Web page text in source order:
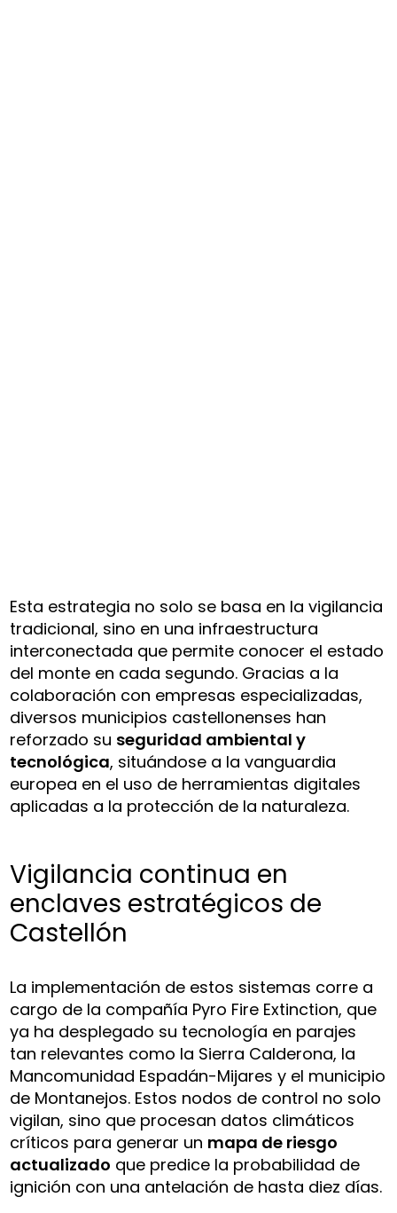
Esta estrategia no solo se basa en la vigilancia
tradicional, sino en una infraestructura
interconectada que permite conocer el estado
del monte en cada segundo. Gracias a la
colaboración con empresas especializadas,
diversos municipios castellonenses han
reforzado su seguridad ambiental y
tecnológica, situándose a la vanguardia
europea en el uso de herramientas digitales
aplicadas a la protección de la naturaleza.
Vigilancia continua en
enclaves estratégicos de
Castellón
La implementación de estos sistemas corre a
cargo de la compañía Pyro Fire Extinction, que
ya ha desplegado su tecnología en parajes
tan relevantes como la Sierra Calderona, la
Mancomunidad Espadán-Mijares y el municipio
de Montanejos. Estos nodos de control no solo
vigilan, sino que procesan datos climáticos
críticos para generar un mapa de riesgo
actualizado que predice la probabilidad de
ignición con una antelación de hasta diez días.